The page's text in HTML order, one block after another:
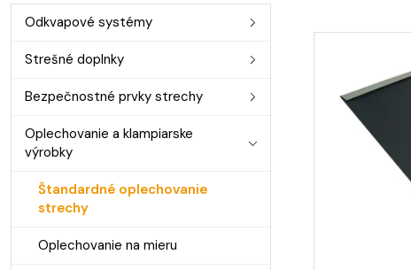
Odkvapové systémy
Strešné doplnky
Bezpečnostné prvky strechy
Oplechovanie a klampiarske
výrobky
Štandardné oplechovanie
strechy
Oplechovanie na mieru